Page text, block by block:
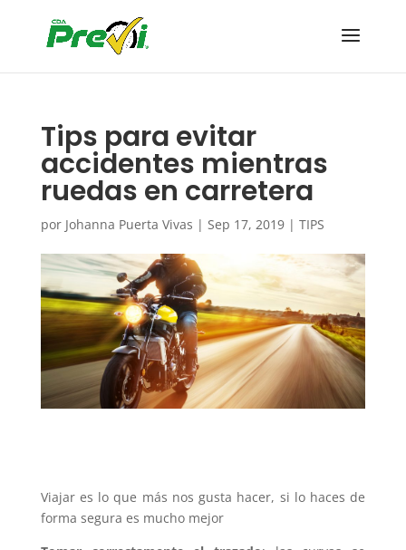
Tips para evitar
accidentes mientras
ruedas en carretera
por Johanna Puerta Vivas | Sep 17, 2019| TIPS
Viajar es lo que más nos gusta hacer, si lo haces de
forma segura es mucho mejor